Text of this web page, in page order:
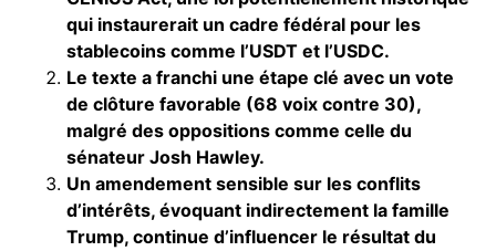
qui instaurerait un cadre fédéral pour les
stablecoins comme l’USDT et l’USDC.
Le texte a franchi une étape clé avec un vote
de clôture favorable (68 voix contre 30),
malgré des oppositions comme celle du
sénateur Josh Hawley.
Un amendement sensible sur les conflits
d’intérêts, évoquant indirectement la famille
Trump, continue d’influencer le résultat du